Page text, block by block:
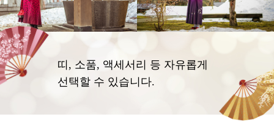
띠, 소품, 액세서리 등 자유롭게
선택할 수 있습니다.